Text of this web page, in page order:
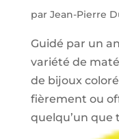
par Jean-Pierre
Guidé par un
variété de
de bijoux
fièrement ou
quelqu’un que